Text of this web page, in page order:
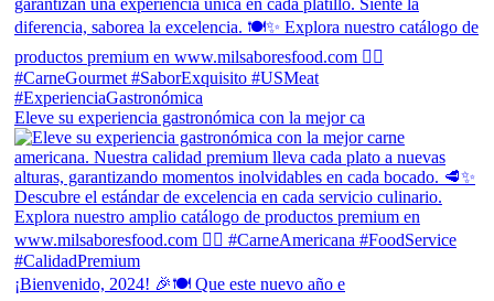
Eleve su experiencia gastronómica con la mejor ca
¡Bienvenido, 2024! 🎉🍽 Que este nuevo año e